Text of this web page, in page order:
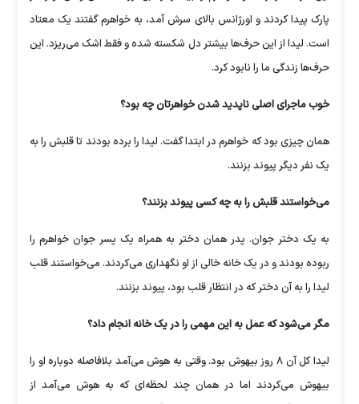
پارک ‏پیدا کردند و اورژانس بالای سرش آمد، به خواهرم گفتند یک معتاد
است. لیدا از ‏این حرف‌ها بیشتر دل شکسته شده و فقط اشک می‌ریزد. این
حرف‌ها زندگی ‏ما را نابود کرد.
خوب ماجرای اصلی ناپدید شدن خواهرتان چه بود؟
همان چیزی بود که خواهرم در ابتدا گفت. لیدا را برده بودند تا قلبش را به
یک ‏نفر دیگر پیوند بزنند.‏
می‌خواستند قلبش را به چه کسی پیوند بزنند؟
به یک دختر جوان. پدر همان دختر به همراه یک پسر جوان خواهرم را
ربوده ‏بودند و در یک خانه خالی از او نگهداری می‌کردند. می‌خواستند قلب
لیدا را به ‏آن دختر که در انتظار قلب بود، پیوند بزنند.
مگر می‌شود که عمل به این مهمی را در یک خانه انجام داد؟
لیدا کل آن ٨ روز بیهوش بود. وقتی به هوش می‌آمد بلافاصله دوباره او را
‏بیهوش می‌کردند اما در همان چند لحظه‌ای که به هوش می‌آمد از